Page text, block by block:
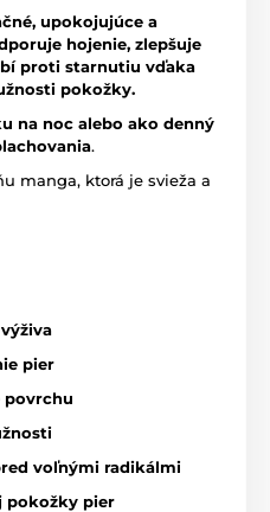
upokojujúce a
hojenie, zlepšuje
proti starnutiu vďaka
pokožky.
na noc alebo ako denný
.
manga, ktorá je svieža a
pier
povrchu
voľnými radikálmi
pokožky pier